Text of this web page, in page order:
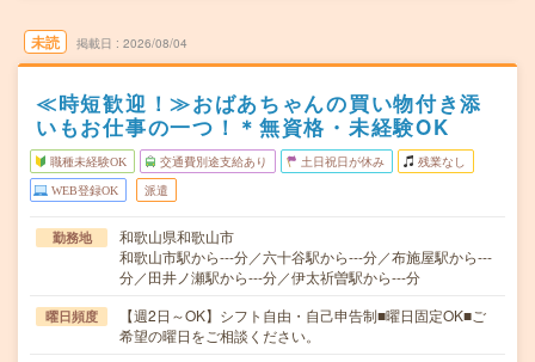
未読 掲載日 2026/08/04
≪時短歓迎！≫おばあちゃんの買い物付き添
いもお仕事の一つ！＊無資格・未経験OK
職種未経験OK 交通費別途支給あり 土日祝日が休み 残業なし
WEB登録OK 派遣
勤務地
和歌山県和歌山市
和歌山市駅から---分／六十谷駅から---分／布施屋駅から---
分／田井ノ瀬駅から---分／伊太祈曽駅から---分
曜日頻度
【週2日～OK】シフト自由・自己申告制■曜日固定OK■ご
希望の曜日をご相談ください。